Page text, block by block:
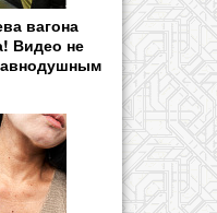
вагона
Видео не